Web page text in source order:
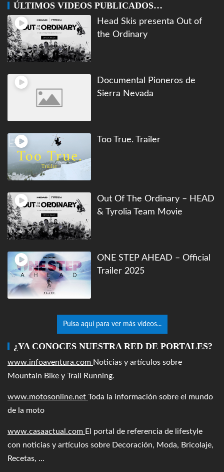
ÚLTIMOS VIDEOS PUBLICADOS…
Head Skis presenta Out of
the Ordinary
Documental Pioneros de
Sierra Nevada
Too True. Trailer
Out Of The Ordinary – HEAD
& Tyrolia Team Movie
ONE STEP AHEAD – Official
Trailer 2025
Pulsa aquí para ver más videos...
¿YA CONOCES NUESTRA RED DE PORTALES?
www.infoaventura.com Noticias y artículos sobre
Mountain Bike y Trail Running.
www.motosonline.net Toda la información sobre el mundo
de la moto
www.casaactual.com El portal de referencia de lifestyle
con noticias y artículos sobre Decoración, Moda, Bricolaje,
Recetas, ...